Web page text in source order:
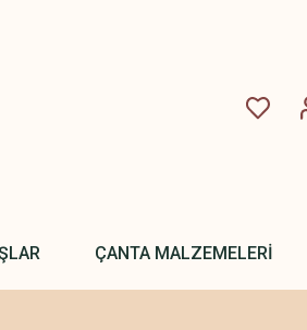
ÇANTA MALZEMELERİ